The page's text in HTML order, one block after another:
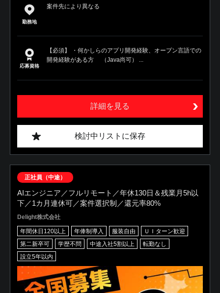
勤務地
案件先により異なる
応募資格
【必須】 ・何かしらのアプリ開発経験、オープン言語での
開発経験がある方 （Java尚可） ...
詳細を見る
検討中リストに保存
正社員（中途）
AIエンジニア／フルリモート／年休130日＆残業月5h以
下／1カ月連休可／案件選択制／還元率80%
Delight株式会社
年間休日120以上 年俸制導入 服装自由
ＵＩターン歓迎
第二新卒可
学歴不問 中途入社5割以上
転勤なし
設立5年以内